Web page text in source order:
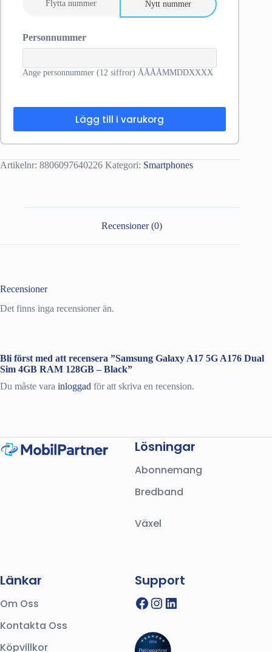
Flytta nummer Nytt nummer
Personnummer
Ange personnummer (12 siffror) ÅÅÅÅMMDDXXXX
Lägg till i varukorg
Artikelnr: 8806097640226 Kategori: Smartphones
Recensioner (0)
Recensioner
Det finns inga recensioner än.
Bli först med att recensera ”Samsung Galaxy A17 5G A176 Dual
Sim 4GB RAM 128GB – Black”
Du måste vara inloggad för att skriva en recension.
Lösningar
Abonnemang
Bredband
Växel
Länkar
Om Oss
Kontakta Oss
Köpvillkor
Support
Facebook
Instagram
LinkedIn